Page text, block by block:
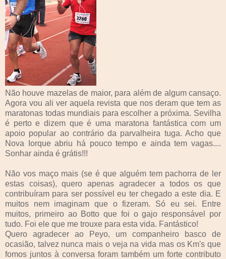
Não houve mazelas de maior, para além de algum cansaço.
Agora vou ali ver aquela revista que nos deram que tem as
maratonas todas mundiais para escolher a próxima. Sevilha
é perto e dizem que é uma maratona fantástica com um
apoio popular ao contrário da parvalheira tuga. Acho que
Nova Iorque abriu há pouco tempo e ainda tem vagas....
Sonhar ainda é grátis!!!
Não vos maço mais (se é que alguém tem pachorra de ler
estas coisas), quero apenas agradecer a todos os que
contribuíram para ser possível eu ter chegado a este dia. E
muitos nem imaginam que o fizeram. Só eu sei. Entre
muitos, primeiro ao Botto que foi o gajo responsável por
tudo. Foi ele que me trouxe para esta vida. Fantástico!
Quero agradecer ao Peyo, um companheiro basco de
ocasião, talvez nunca mais o veja na vida mas os Km's que
fomos juntos à conversa foram também um forte contributo